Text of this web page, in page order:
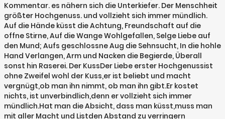
Kommentar. es nähern sich die Unterkiefer. Der Menschheit
größter Hochgenuss. und vollzieht sich immer mündlich.
Auf die Hände küsst die Achtung, Freundschaft auf die
offne Stirne, Auf die Wange Wohlgefallen, Selge Liebe auf
den Mund; Aufs geschlossne Aug die Sehnsucht, In die hohle
Hand Verlangen, Arm und Nacken die Begierde, Überall
sonst hin Raserei. Der KussDer Liebe erster Hochgenussist
ohne Zweifel wohl der Kuss,er ist beliebt und macht
vergnügt,ob man ihn nimmt, ob man ihn gibt.Er kostet
nichts, ist unverbindlich,denn er vollzieht sich immer
mündlich.Hat man die Absicht, dass man küsst,muss man
mit aller Macht und Listden Abstand zu verringern